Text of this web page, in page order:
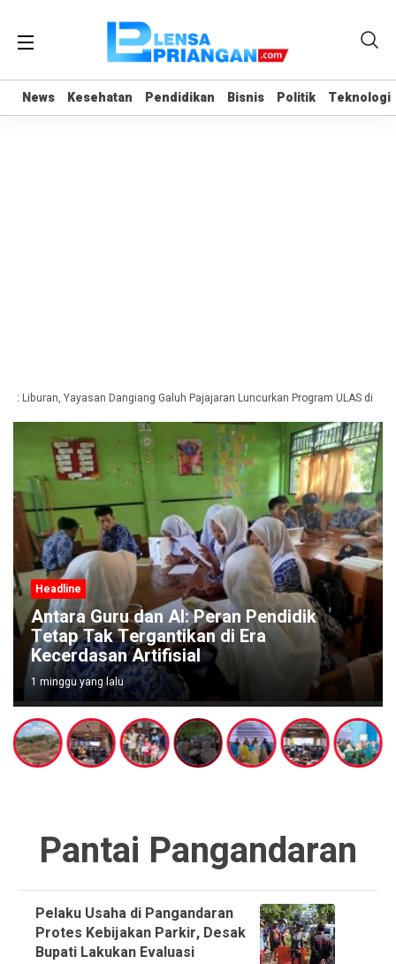
News Kesehatan Pendidikan Bisnis Politik Teknologi
News Kesehatan Pendidikan Bisnis Politik Teknologi
Liburan, Yayasan Dangiang Galuh Pajajaran Luncurkan Program ULAS di
Headline
Antara Guru dan AI: Peran Pendidik
Tetap Tak Tergantikan di Era
Kecerdasan Artifisial
1 minggu yang lalu
Pantai Pangandaran
Pelaku Usaha di Pangandaran
Protes Kebijakan Parkir, Desak
Bupati Lakukan Evaluasi